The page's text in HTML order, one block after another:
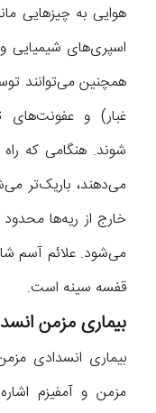
هوایی به چیزهایی
اسپری‌های شیمیایی
همچنین می‌توانند
غبار) و عفونت‌های
شوند. هنگامی که
می‌دهند، باریک‌تر
خارج از ریه‌ها
می‌شود. علائم آسم
قفسه سینه است.
بیماری مزمن
مزمن و آمفیزم